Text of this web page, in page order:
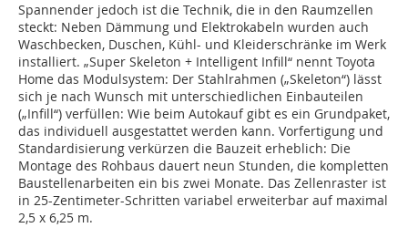
Spannender jedoch ist die Technik, die in den Raumzellen
steckt: Neben Dämmung und Elektrokabeln wurden auch
Waschbecken, Duschen, Kühl- und Kleiderschränke im Werk
installiert. „Super Skeleton + Intelligent Infill“ nennt Toyota
Home das Modulsystem: Der Stahlrahmen („Skeleton“) lässt
sich je nach Wunsch mit unterschiedlichen Einbauteilen
(„Infill“) verfüllen: Wie beim Autokauf gibt es ein Grundpaket,
das individuell ausgestattet werden kann. Vorfertigung und
Standardisierung verkürzen die Bauzeit erheblich: Die
Montage des Rohbaus dauert neun Stunden, die kompletten
Baustellenarbei­ten ein bis zwei Monate. Das Zellenraster ist
in 25-Zentimeter-Schritten variabel erweiterbar auf maximal
2,5 x 6,25 m.